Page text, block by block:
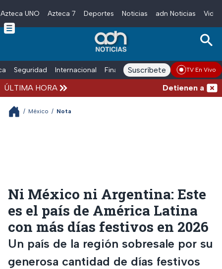
Skip to main content
Azteca UNO Azteca 7 Deportes Noticias adn Noticias
Seguridad Internacional Finanzas adn Noticias Radio
Suscríbete TV En Vivo
ÚLTIMA HORA Detienen al
/ México / Nota
Ni México ni Argentina: Este
es el país de América Latina
con más días festivos en 2026
Un país de la región sobresale por su
generosa cantidad de días festivos